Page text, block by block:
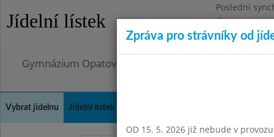
Jídelní lístek
Poslední
Úterý
Omezení
Gymnázium Opatov, Praha 4, Konstantinova 1500
Vybrat jídelnu Jídelní lístek
Zpráva pro strávníky od
OD 15. 5. 2026 již nebude v